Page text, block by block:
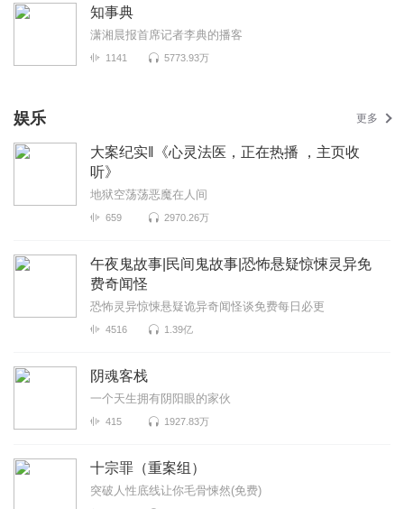
知事典
潇湘晨报首席记者李典的播客
1141 5773.93万
娱乐 更多
大案纪实‖《心灵法医，正在热播 ，主页收
听》
地狱空荡荡恶魔在人间
659 2970.26万
午夜鬼故事|民间鬼故事|恐怖悬疑惊悚灵异免
费奇闻怪
恐怖灵异惊悚悬疑诡异奇闻怪谈免费每日必更
4516 1.39亿
阴魂客栈
一个天生拥有阴阳眼的家伙
415 1927.83万
十宗罪（重案组）
突破人性底线让你毛骨悚然(免费)